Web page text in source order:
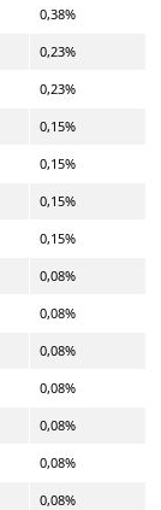
0,38%
0,23%
0,23%
0,15%
0,15%
0,15%
0,15%
0,08%
0,08%
0,08%
0,08%
0,08%
0,08%
0,08%